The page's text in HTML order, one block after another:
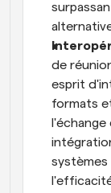
de
esprit
formats
systèmes